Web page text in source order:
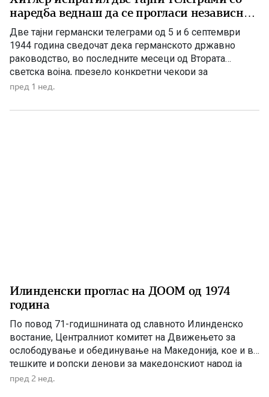
наредба веднаш да се прогласи независна
Македонија
Две тајни германски телеграми од 5 и 6 септември
1944 година сведочат дека германското државно
раководство, во последните месеци од Втората
светска војна, презело конкретни чекори за
прогласување независна Македонија. Документите
Reichssache“ („Тајна државна работа“) – а во нив се
пред 1 нед.
Илинденски проглас на ДООМ од 1974
година
По повод 71-годишнината од славното Илинденско
востание, Централниот комитет на Движењето за
ослободување и обединување на Македонија, кое и во
тешките и ропски денови за македонскиот народ ја
продолжува борбата и ги следи идеалите на
пред 2 нед.